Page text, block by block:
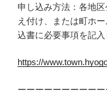
申し込み方法：各地
え付け、または町ホ
込書に必要事項を記
https://
ーーーーーーーーー